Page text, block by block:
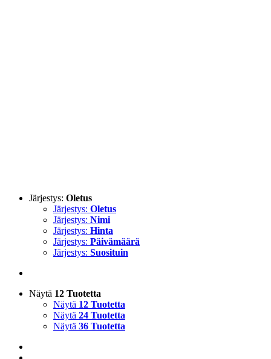
Järjestys: Oletus
Järjestys: Oletus
Järjestys: Nimi
Järjestys: Hinta
Järjestys: Päivämäärä
Järjestys: Suosituin
Näytä 12 Tuotetta
Näytä 12 Tuotetta
Näytä 24 Tuotetta
Näytä 36 Tuotetta